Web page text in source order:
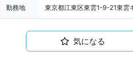
勤務地 東京都江東区東雲1-9-21東雲
気になる